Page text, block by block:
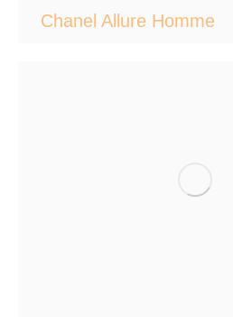
Chanel Allure Homme